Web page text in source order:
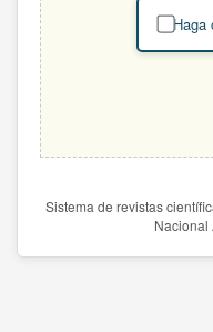
Haga
Sistema de revistas
Nacional